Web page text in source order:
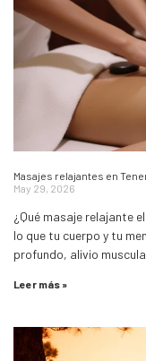
Masajes relajantes en
May 29, 2026
¿Qué masaje relajante
lo que tu cuerpo y tu
profundo, alivio
Leer más »